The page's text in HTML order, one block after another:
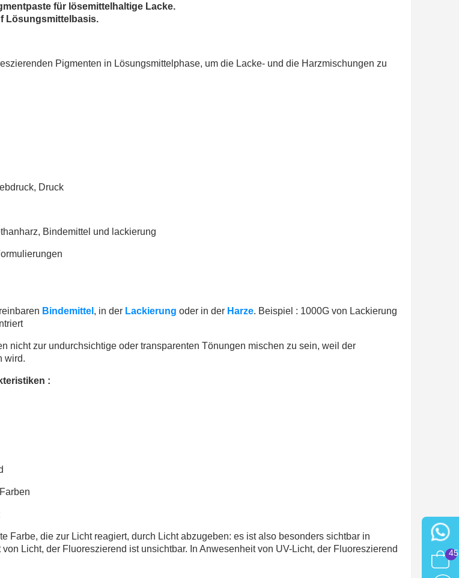
Sammeln Sie mit jeder Bestellung Treuepunkte
Rücksendung von Produkten innerhalb von 14 Tagen
10€ Einkaufsgutschein für jede Weiterempfehlung
für lösemittelhaltige Lacke.
Lösungsmittelbasis.
Pigmenten in Lösungsmittelphase, um die Lacke- und die Harzmischungen zu
Druck
Bindemittel und lackierung
Bindemittel , in der Lackierung oder in der Harze. Beispiel : 1000G von Lackierung
nicht zur undurchsichtige oder transparenten Tönungen mischen zu sein, weil der
wird.
:
Farbe, die zur Licht reagiert, durch Licht abzugeben: es ist also besonders sichtbar in
Licht, der Fluoreszierend ist unsichtbar. In Anwesenheit von UV-Licht, der Fluoreszierend
45